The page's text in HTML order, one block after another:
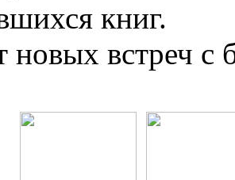
книг.
новых встреч с